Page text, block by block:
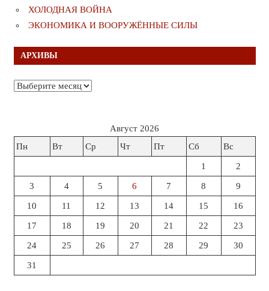
ХОЛОДНАЯ ВОЙНА
ЭКОНОМИКА И ВООРУЖЁННЫЕ СИЛЫ
АРХИВЫ
Архивы
Август 2026
Пн
Вт Ср Чт Пт Сб Вс
1 2
3 4 5 6 7 8 9
10 11 12 13 14 15 16
17 18 19 20 21 22 23
24 25 26 27 28 29 30
31